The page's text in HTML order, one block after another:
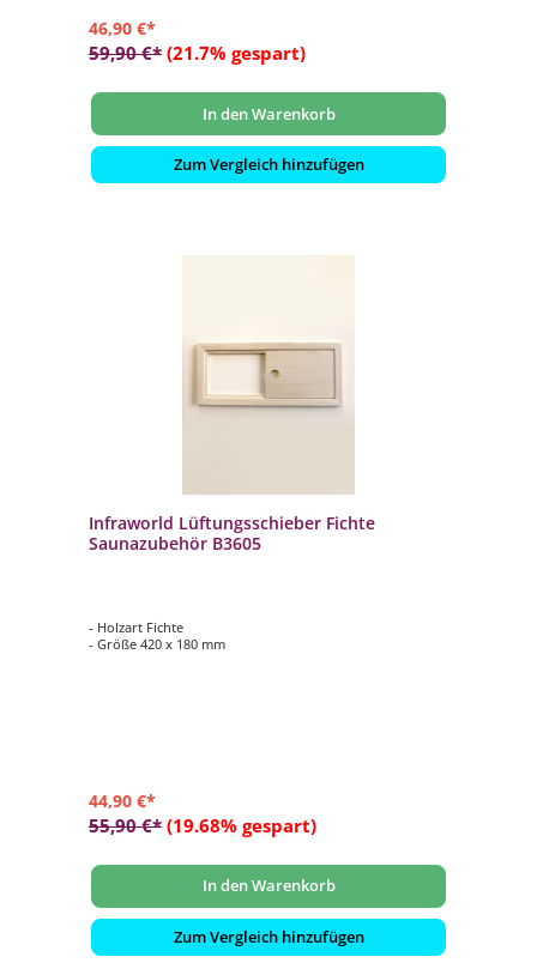
46,90 €*
59,90 €* (21.7% gespart)
In den Warenkorb
Zum Vergleich hinzufügen
Infraworld Lüftungsschieber Fichte
Saunazubehör B3605
- Holzart Fichte
- Größe 420 x 180 mm
44,90 €*
55,90 €* (19.68% gespart)
In den Warenkorb
Zum Vergleich hinzufügen